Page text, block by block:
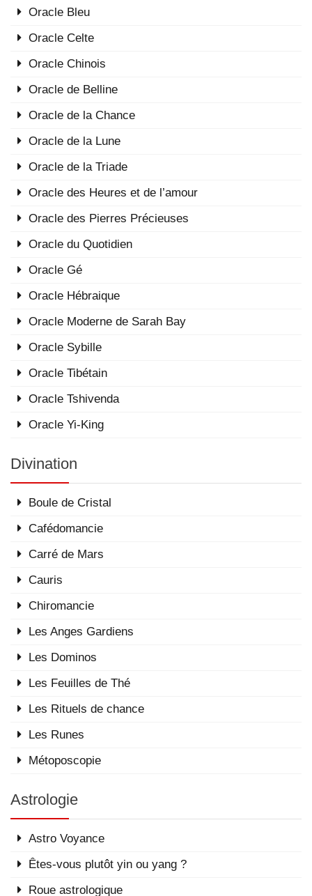
Oracle Bleu
Oracle Celte
Oracle Chinois
Oracle de Belline
Oracle de la Chance
Oracle de la Lune
Oracle de la Triade
Oracle des Heures et de l’amour
Oracle des Pierres Précieuses
Oracle du Quotidien
Oracle Gé
Oracle Hébraique
Oracle Moderne de Sarah Bay
Oracle Sybille
Oracle Tibétain
Oracle Tshivenda
Oracle Yi-King
Divination
Boule de Cristal
Cafédomancie
Carré de Mars
Cauris
Chiromancie
Les Anges Gardiens
Les Dominos
Les Feuilles de Thé
Les Rituels de chance
Les Runes
Métoposcopie
Astrologie
Astro Voyance
Êtes-vous plutôt yin ou yang ?
Roue astrologique